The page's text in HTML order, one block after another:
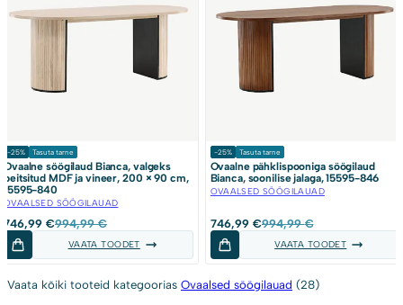
-25% Tasuta tarne
Ovaalne söögilaud Bianca, valgeks
peitsitud MDF ja vineer, 200 × 90 cm,
15595-840
OVAALSED SÖÖGILAUAD
994,99€
Algne
hind
oli:
994,99 €.
746,99 €
Current
price
is:
746,99 €.
VAATA TOODET
-25% Tasuta tarne
Ovaalne pähklispooniga söögilaud
Bianca, soonilise jalaga, 15595-846
OVAALSED SÖÖGILAUAD
994,99€
Algne
hind
oli:
994,99 €.
746,99 €
Current
price
is:
746,99 €.
VAATA TOODET
Vaata kõiki tooteid kategoorias Ovaalsed söögilauad (28)